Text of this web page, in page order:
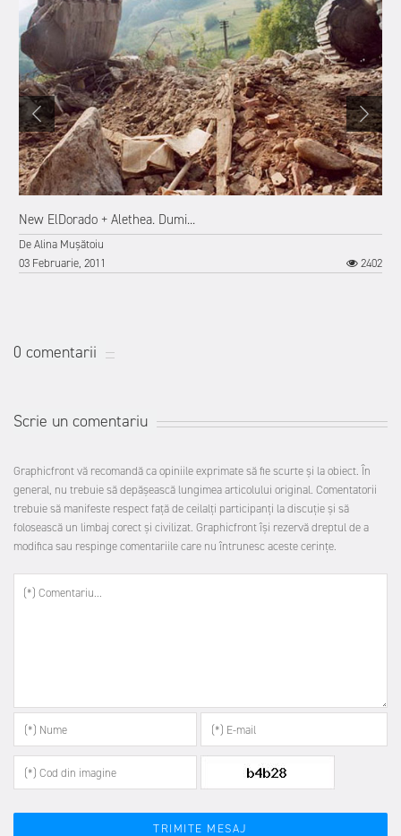
New ElDorado + Alethea. Dumi...
DeAlina Mușătoiu
03 Februarie, 2011
2402
0 comentarii
Scrie un comentariu
Graphicfront vă recomandă ca opiniile exprimate să fie scurte şi la obiect. În
general, nu trebuie să depăşească lungimea articolului original. Comentatorii
trebuie să manifeste respect faţă de ceilalţi participanţi la discuţie şi să
folosească un limbaj corect şi civilizat. Graphicfront îşi rezervă dreptul de a
modifica sau respinge comentariile care nu întrunesc aceste cerinţe.